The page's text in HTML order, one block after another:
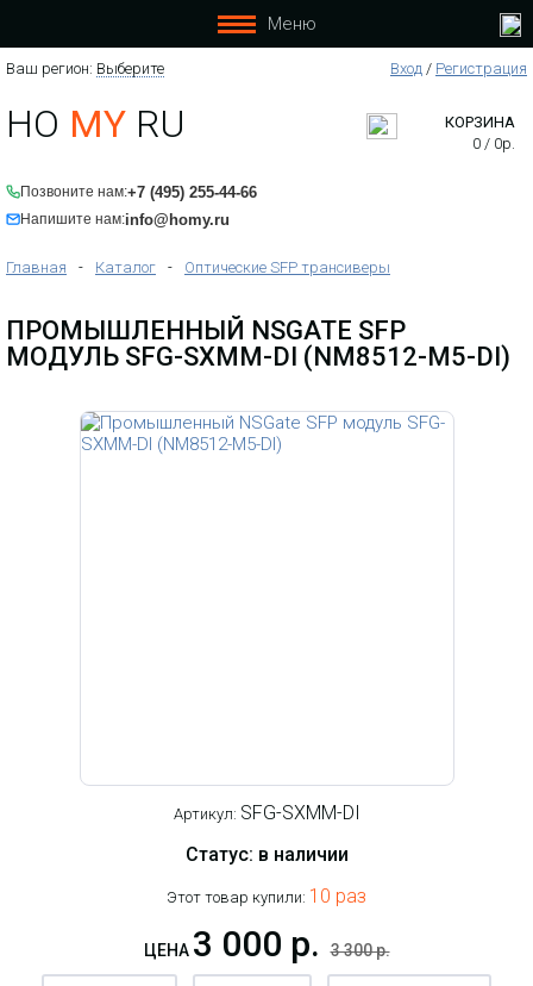
Меню
Ваш регион: Выберите Вход / Регистрация
HO MY RU
Позвоните нам:+7 (495) 255-44-66
Напишите нам:info@homy.ru
КОРЗИНА
0 / 0р.
Главная - Каталог - Оптические SFP трансиверы
ПРОМЫШЛЕННЫЙ NSGATE SFP
МОДУЛЬ SFG-SXMM-DI (NM8512-M5-DI)
Артикул: SFG-SXMM-DI
Статус: в наличии
Этот товар купили: 10 раз
ЦЕНА 3 000 р. 3 300 р.